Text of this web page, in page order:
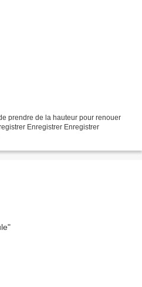
prendre de la hauteur pour renouer
Enregistrer Enregistrer